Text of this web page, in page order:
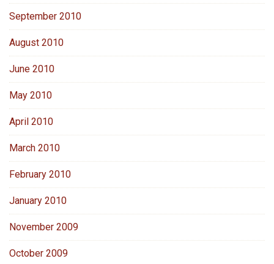
September 2010
August 2010
June 2010
May 2010
April 2010
March 2010
February 2010
January 2010
November 2009
October 2009